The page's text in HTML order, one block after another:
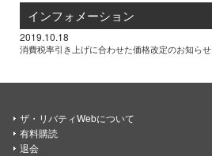
インフォメーション
2019.10.18
消費税率引き上げに合わせた価格改定のお知らせ
ザ・リバティWebについて
有料購読
退会